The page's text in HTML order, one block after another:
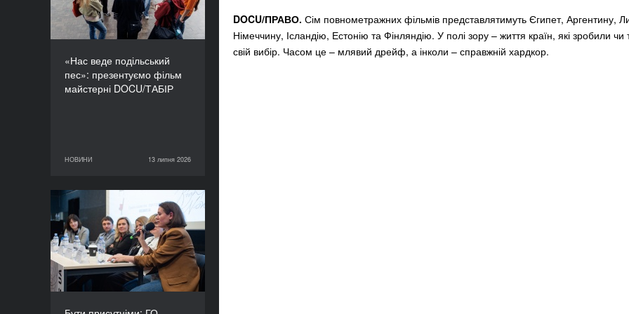
DOCU/ПРАВО. Сім повнометражних фільмів представлятимуть Єгипет, Аргентину,
Німеччину, Ісландію, Естонію та Фінляндію. У полі зору – життя країн, які зробили чи
свій вибір. Часом це – млявий дрейф, а інколи – справжній хардкор.
«Нас веде подільський
пес»: презентуємо фільм
майстерні DOCU/ТАБІР
НОВИНИ 13 липня 2026
НОВИНИ
13 липня 2026
Бути присутніми: ГО
«Докудейз» розпочинає
інформаційну кампанію
про людей в окупації